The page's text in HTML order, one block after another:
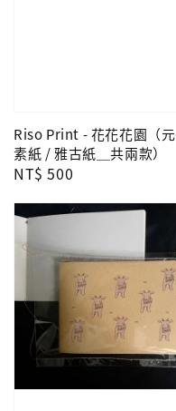
Riso Print - 花花花園（元
素紙 / 雅古紙＿共兩款）
Regular
NT$ 500